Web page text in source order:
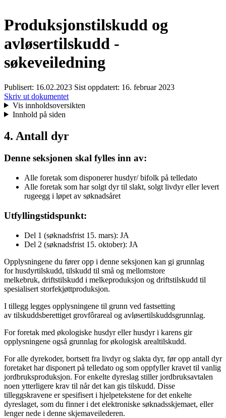
Produksjonstilskudd og
avløsertilskudd -
søkeveiledning
Publisert: 16.02.2023 Sist oppdatert: 16. februar 2023
Skriv ut dokumentet
Vis innholdsoversikten
Innhold på siden
4. Antall dyr
Denne seksjonen skal fylles inn av:
Alle foretak som disponerer husdyr/ bifolk på telledato
Alle foretak som har solgt dyr til slakt, solgt livdyr eller levert
rugeegg i løpet av søknadsåret
Utfyllingstidspunkt:
Del 1 (søknadsfrist 15. mars): JA
Del 2 (søknadsfrist 15. oktober): JA
Opplysningene du fører opp i denne seksjonen kan gi grunnlag
for husdyrtilskudd, tilskudd til små og mellomstore
melkebruk, driftstilskudd i melkeproduksjon og driftstilskudd til
spesialisert storfekjøttproduksjon.
I tillegg legges opplysningene til grunn ved fastsetting
av tilskuddsberettiget grovfôrareal og avløsertilskuddsgrunnlag.
For foretak med økologiske husdyr eller husdyr i karens gir
opplysningene også grunnlag for økologisk arealtilskudd.
For alle dyrekoder, bortsett fra livdyr og slakta dyr, før opp antall dyr
foretaket har disponert på telledato og som oppfyller kravet til vanlig
jordbruksproduksjon. For enkelte dyreslag stiller jordbruksavtalen
noen ytterligere krav til når det kan gis tilskudd. Disse
tilleggskravene er spesifisert i hjelpetekstene for det enkelte
dyreslaget, som du finner i det elektroniske søknadsskjemaet, eller
lenger nede i denne skjemaveilederen.